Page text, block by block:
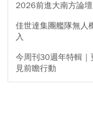
2026前進大南方論壇
佳世達集團艦隊無人
入
今周刊30週年特輯
見前瞻行動